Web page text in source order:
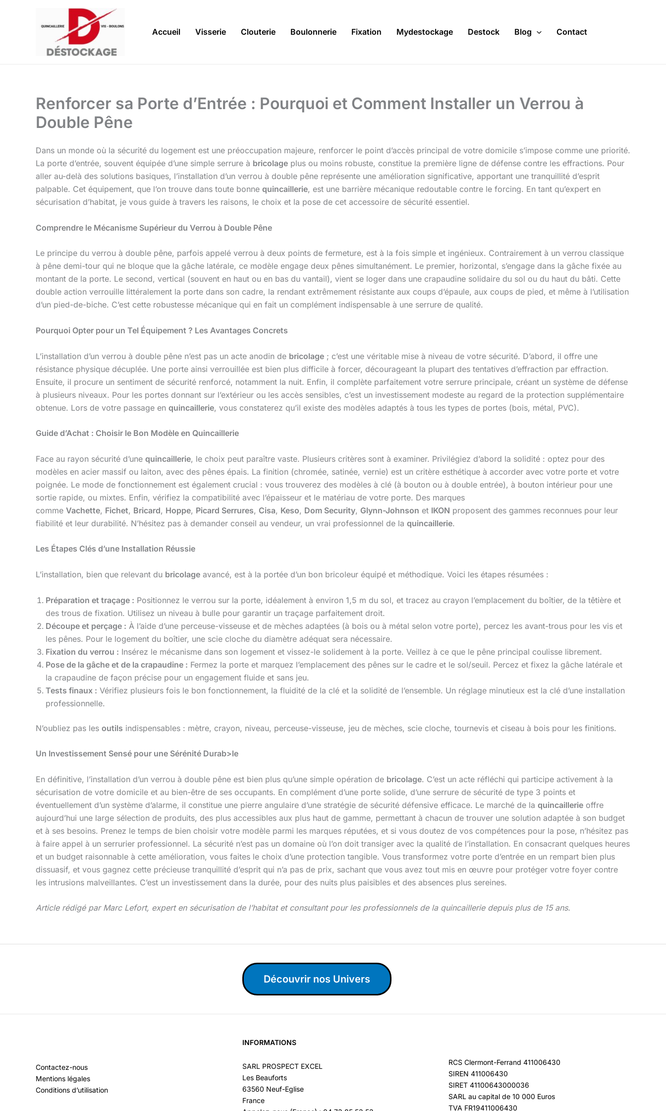
Accueil Visserie Clouterie Boulonnerie Fixation Mydestockage Destock Blog Contact
Renforcer sa Porte d’Entrée : Pourquoi et Comment Installer un Verrou à
Double Pêne
Dans un monde où la sécurité du logement est une préoccupation majeure, renforcer le point d’accès principal de votre domicile s’impose comme une priorité.
La porte d’entrée, souvent équipée d’une simple serrure à bricolage plus ou moins robuste, constitue la première ligne de défense contre les effractions. Pour
aller au-delà des solutions basiques, l’installation d’un verrou à double pêne représente une amélioration significative, apportant une tranquillité d’esprit
palpable. Cet équipement, que l’on trouve dans toute bonne quincaillerie, est une barrière mécanique redoutable contre le forcing. En tant qu’expert en
sécurisation d’habitat, je vous guide à travers les raisons, le choix et la pose de cet accessoire de sécurité essentiel.
Comprendre le Mécanisme Supérieur du Verrou à Double Pêne
Le principe du verrou à double pêne, parfois appelé verrou à deux points de fermeture, est à la fois simple et ingénieux. Contrairement à un verrou classique
à pêne demi-tour qui ne bloque que la gâche latérale, ce modèle engage deux pênes simultanément. Le premier, horizontal, s’engage dans la gâche fixée au
montant de la porte. Le second, vertical (souvent en haut ou en bas du vantail), vient se loger dans une crapaudine solidaire du sol ou du haut du bâti. Cette
double action verrouille littéralement la porte dans son cadre, la rendant extrêmement résistante aux coups d’épaule, aux coups de pied, et même à l’utilisation
d’un pied-de-biche. C’est cette robustesse mécanique qui en fait un complément indispensable à une serrure de qualité.
Pourquoi Opter pour un Tel Équipement ? Les Avantages Concrets
L’installation d’un verrou à double pêne n’est pas un acte anodin de bricolage ; c’est une véritable mise à niveau de votre sécurité. D’abord, il offre une
résistance physique décuplée. Une porte ainsi verrouillée est bien plus difficile à forcer, décourageant la plupart des tentatives d’effraction par effraction.
Ensuite, il procure un sentiment de sécurité renforcé, notamment la nuit. Enfin, il complète parfaitement votre serrure principale, créant un système de défense
à plusieurs niveaux. Pour les portes donnant sur l’extérieur ou les accès sensibles, c’est un investissement modeste au regard de la protection supplémentaire
obtenue. Lors de votre passage en quincaillerie, vous constaterez qu’il existe des modèles adaptés à tous les types de portes (bois, métal, PVC).
Guide d’Achat : Choisir le Bon Modèle en Quincaillerie
Face au rayon sécurité d’une quincaillerie, le choix peut paraître vaste. Plusieurs critères sont à examiner. Privilégiez d’abord la solidité : optez pour des
modèles en acier massif ou laiton, avec des pênes épais. La finition (chromée, satinée, vernie) est un critère esthétique à accorder avec votre porte et votre
poignée. Le mode de fonctionnement est également crucial : vous trouverez des modèles à clé (à bouton ou à double entrée), à bouton intérieur pour une
sortie rapide, ou mixtes. Enfin, vérifiez la compatibilité avec l’épaisseur et le matériau de votre porte. Des marques
comme Vachette, Fichet, Bricard, Hoppe, Picard Serrures, Cisa, Keso, Dom Security, Glynn-Johnson et IKON proposent des gammes reconnues pour leur
fiabilité et leur durabilité. N’hésitez pas à demander conseil au vendeur, un vrai professionnel de la quincaillerie.
Les Étapes Clés d’une Installation Réussie
L’installation, bien que relevant du bricolage avancé, est à la portée d’un bon bricoleur équipé et méthodique. Voici les étapes résumées :
Préparation et traçage : Positionnez le verrou sur la porte, idéalement à environ 1,5 m du sol, et tracez au crayon l’emplacement du boîtier, de la têtière et
des trous de fixation. Utilisez un niveau à bulle pour garantir un traçage parfaitement droit.
Découpe et perçage : À l’aide d’une perceuse-visseuse et de mèches adaptées (à bois ou à métal selon votre porte), percez les avant-trous pour les vis et
les pênes. Pour le logement du boîtier, une scie cloche du diamètre adéquat sera nécessaire.
Fixation du verrou : Insérez le mécanisme dans son logement et vissez-le solidement à la porte. Veillez à ce que le pêne principal coulisse librement.
Pose de la gâche et de la crapaudine : Fermez la porte et marquez l’emplacement des pênes sur le cadre et le sol/seuil. Percez et fixez la gâche latérale et
la crapaudine de façon précise pour un engagement fluide et sans jeu.
Tests finaux : Vérifiez plusieurs fois le bon fonctionnement, la fluidité de la clé et la solidité de l’ensemble. Un réglage minutieux est la clé d’une installation
professionnelle.
N’oubliez pas les outils indispensables : mètre, crayon, niveau, perceuse-visseuse, jeu de mèches, scie cloche, tournevis et ciseau à bois pour les finitions.
Un Investissement Sensé pour une Sérénité Durab>le
En définitive, l’installation d’un verrou à double pêne est bien plus qu’une simple opération de bricolage. C’est un acte réfléchi qui participe activement à la
sécurisation de votre domicile et au bien-être de ses occupants. En complément d’une porte solide, d’une serrure de sécurité de type 3 points et
éventuellement d’un système d’alarme, il constitue une pierre angulaire d’une stratégie de sécurité défensive efficace. Le marché de la quincaillerie offre
aujourd’hui une large sélection de produits, des plus accessibles aux plus haut de gamme, permettant à chacun de trouver une solution adaptée à son budget
et à ses besoins. Prenez le temps de bien choisir votre modèle parmi les marques réputées, et si vous doutez de vos compétences pour la pose, n’hésitez pas
à faire appel à un serrurier professionnel. La sécurité n’est pas un domaine où l’on doit transiger avec la qualité de l’installation. En consacrant quelques heures
et un budget raisonnable à cette amélioration, vous faites le choix d’une protection tangible. Vous transformez votre porte d’entrée en un rempart bien plus
dissuasif, et vous gagnez cette précieuse tranquillité d’esprit qui n’a pas de prix, sachant que vous avez tout mis en œuvre pour protéger votre foyer contre
les intrusions malveillantes. C’est un investissement dans la durée, pour des nuits plus paisibles et des absences plus sereines.
Article rédigé par Marc Lefort, expert en sécurisation de l’habitat et consultant pour les professionnels de la quincaillerie depuis plus de 15 ans.
Découvrir nos Univers
Contactez-nous
Mentions légales
Conditions d’utilisation
INFORMATIONS
SARL PROSPECT EXCEL
Les Beauforts
63560 Neuf-Eglise
France
RCS Clermont-Ferrand 411006430
SIREN 411006430
SIRET 41100643000036
SARL au capital de 10 000 Euros
TVA FR19411006430